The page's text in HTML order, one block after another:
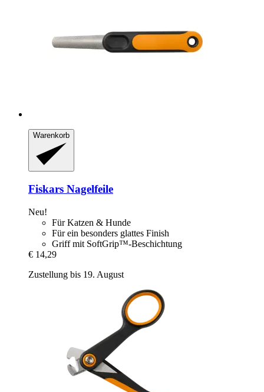
Warenkorb
Fiskars Nagelfeile
Neu!
Für Katzen & Hunde
Für ein besonders glattes Finish
Griff mit SoftGrip™-Beschichtung
€ 14,29
Zustellung bis 19. August